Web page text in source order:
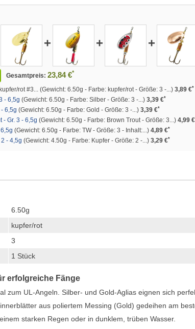
+ + +
Gesamtpreis: 23,84 €*
rot #3... (Gewicht: 6.50g - Farbe: kupfer/rot - Größe: 3 -...) 3,89 €*
- 6,5g (Gewicht: 6.50g - Farbe: Silber - Größe: 3 -...) 3,39 €*
6,5g (Gewicht: 6.50g - Farbe: Gold - Größe: 3 -...) 3,39 €*
- Gr. 3 - 6,5g (Gewicht: 6.50g - Farbe: Brown Trout - Größe: 3...) 4,99 €
(Gewicht: 6.50g - Farbe: TW - Größe: 3 - Inhalt:...) 4,89 €*
- 4,5g (Gewicht: 4.50g - Farbe: Kupfer - Größe: 2 -...) 3,29 €*
6.50g
kupfer/rot
3
1 Stück
erfolgreiche Fänge
zum UL-Angeln. Silber- und Gold-Aglias eignen sich
aus poliertem Messing (Gold) gedeihen am
starken Regen oder in dunklem, trüben Wasser.